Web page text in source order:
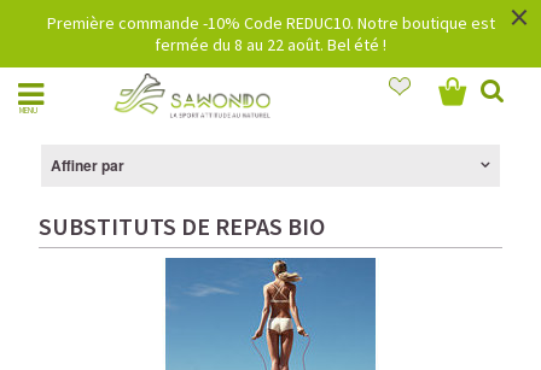
Première commande -10% Code REDUC10. Notre boutique est
fermée du 8 au 22 août. Bel été !
×
MENU
Affiner par
SUBSTITUTS DE REPAS BIO